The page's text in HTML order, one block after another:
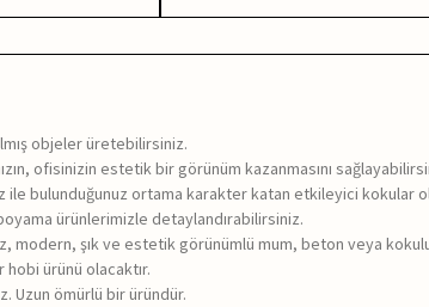
objeler üretebilirsiniz.
ofisinizin estetik bir görünüm kazanmasını
ile bulunduğunuz ortama karakter katan etkileyici kokular
ürünlerimizle detaylandırabilirsiniz.
modern, şık ve estetik görünümlü mum, beton veya
ürünü olacaktır.
Uzun ömürlü bir üründür.